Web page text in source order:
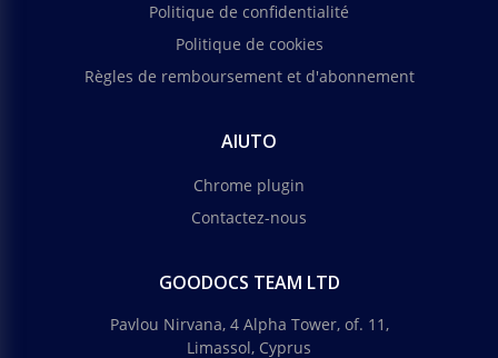
Politique de confidentialité
Politique de cookies
Règles de remboursement et d'abonnement
AIUTO
Chrome plugin
Contactez-nous
GOODOCS TEAM LTD
Pavlou Nirvana, 4 Alpha Tower, of. 11,
Limassol, Cyprus